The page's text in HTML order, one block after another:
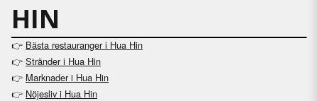
HIN
👉 Bästa restauranger i Hua Hin
👉 Stränder i Hua Hin
👉 Marknader i Hua Hin
👉 Nöjesliv i Hua Hin